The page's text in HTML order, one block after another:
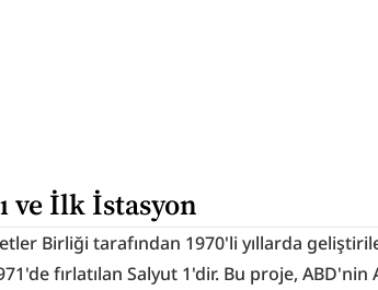
ve İlk İstasyon
Birliği tarafından 1970'li yıllarda
fırlatılan Salyut 1'dir. Bu proje,